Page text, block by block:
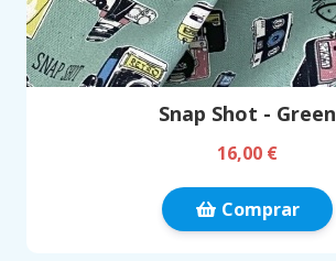
Snap Shot - Green
16,00 €
Comprar